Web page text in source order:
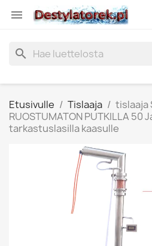

search
Etusivulle Tislaaja
tislaaja
RUOSTUMATON PUTKILLA 50
tarkastuslasilla kaasulle